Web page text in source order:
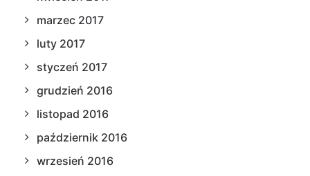
marzec 2017
luty 2017
styczeń 2017
grudzień 2016
listopad 2016
październik 2016
wrzesień 2016